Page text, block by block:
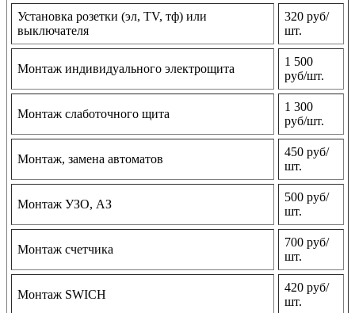
Установка розетки (эл, TV, тф) или
выключателя
320 руб/
шт.
Монтаж индивидуального электрощита
1 500
руб/шт.
Монтаж слаботочного щита
1 300
руб/шт.
Монтаж, замена автоматов
450 руб/
шт.
Монтаж УЗО, АЗ
500 руб/
шт.
Монтаж счетчика
700 руб/
шт.
Монтаж SWICH
420 руб/
шт.